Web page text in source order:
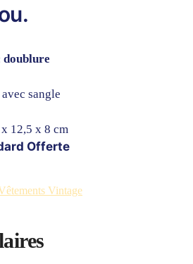
doublure
avec sangle
12,5 x 8 cm
Offerte
Vintage